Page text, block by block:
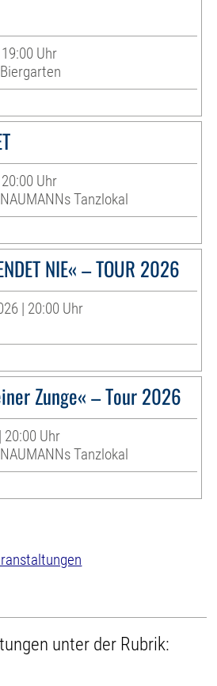
Uhr
Uhr
Tanzlokal
NIE« – TOUR 2026
| 20:00 Uhr
Zunge« – Tour 2026
Uhr
Tanzlokal
unter der Rubrik: